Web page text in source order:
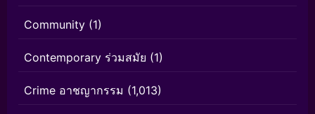
Community (1)
Contemporary ร่วมสมัย (1)
Crime อาชญากรรม (1,013)